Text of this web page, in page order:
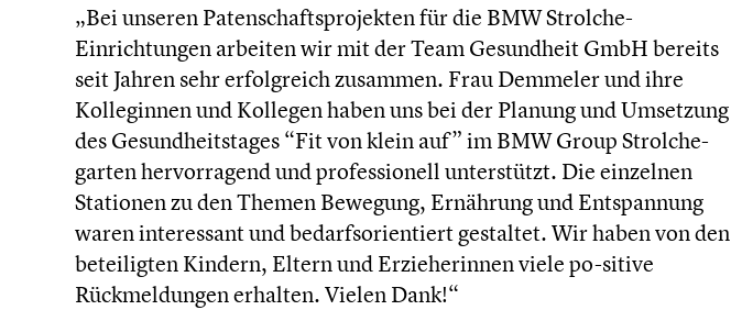
„Bei unseren Paten­schafts­pro­jek­ten für die BMW Strolche-
Einrichtungen arbeiten wir mit der Team Gesund­heit GmbH bereits
seit Jahren sehr erfolg­reich zusammen. Frau Demmeler und ihre
Kolle­gin­nen und Kollegen haben uns bei der Planung und Umsetzung
des Gesund­heits­ta­ges “Fit von klein auf” im BMW Group Strol­che­
gar­ten hervor­ra­gend und profes­sio­nell unter­stützt. Die einzelnen
Stationen zu den Themen Bewegung, Ernährung und Entspan­nung
waren inter­es­sant und bedarfs­ori­en­tiert gestaltet. Wir haben von den
betei­lig­ten Kindern, Eltern und Erzie­he­rin­nen viele po-sitive
Rückmel­dun­gen erhalten. Vielen Dank!“